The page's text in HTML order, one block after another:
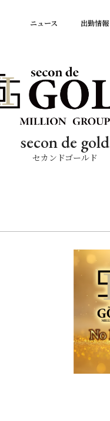
ニュース 出勤情報
secon de gold
セカンドゴールド